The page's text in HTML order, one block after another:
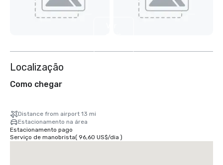
Localização
Como chegar
Distance from airport 13 mi
Estacionamento na área
Estacionamento pago
Serviço de manobrista( 96,60 US$/dia )